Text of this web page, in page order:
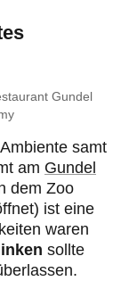
Gundel
samt
am Gundel
dem Zoo
ist eine
waren
sollte